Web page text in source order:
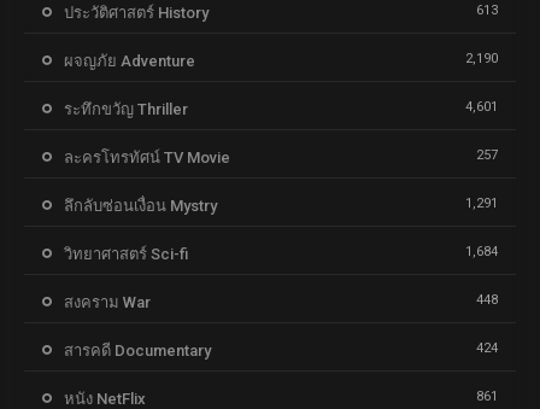
ประวัติศาสตร์ History 613
ผจญภัย Adventure 2,190
ระทึกขวัญ Thriller 4,601
ละครโทรทัศน์ TV Movie 257
ลึกลับซ่อนเงื่อน Mystry 1,291
วิทยาศาสตร์ Sci-fi 1,684
สงคราม War 448
สารคดี Documentary 424
หนัง NetFlix 861